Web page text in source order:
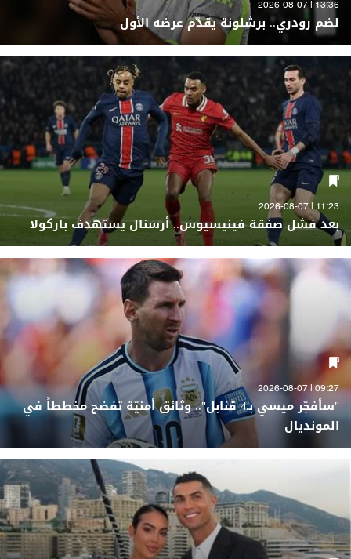
13:36 | 2026-08-07
لضم رودري.. برشلونة يقدّم عرضه الأول
11:23 | 2026-08-07
بعد فشل صفقة فينيسيوس.. أرسنال يستهدف باركولا
09:27 | 2026-08-07
"سأفجّر ميسي بـ4 قنابل".. وثائق أمنيّة تفضح مخططاً في
المونديال